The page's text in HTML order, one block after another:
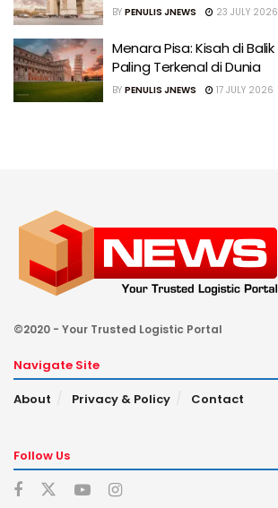
BY PENULIS JNEWS 23 JULY 2026
Menara Pisa: Kisah di
Paling Terkenal di Dunia
BY PENULIS JNEWS 17 JULY 2026
©2020 - Your Trusted Logistic Portal
Navigate Site
About
Privacy & Policy Contact
Follow Us